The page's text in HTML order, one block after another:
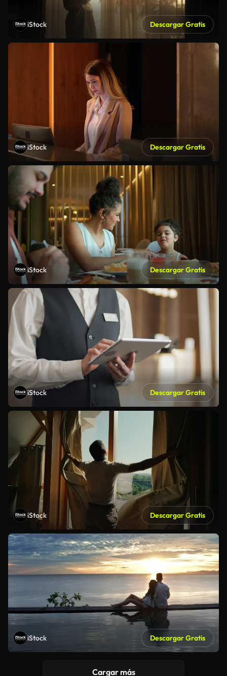
iStock Descargar Gratis
iStock Descargar Gratis
iStock Descargar Gratis
iStock Descargar Gratis
iStock Descargar Gratis
iStock Descargar Gratis
Cargar más